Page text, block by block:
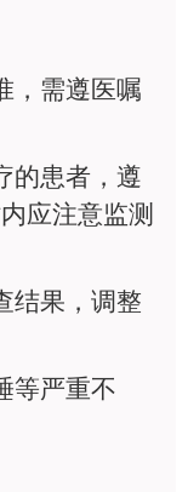
，需遵医嘱
的患者，遵
应注意监测
结果，调整
等严重不